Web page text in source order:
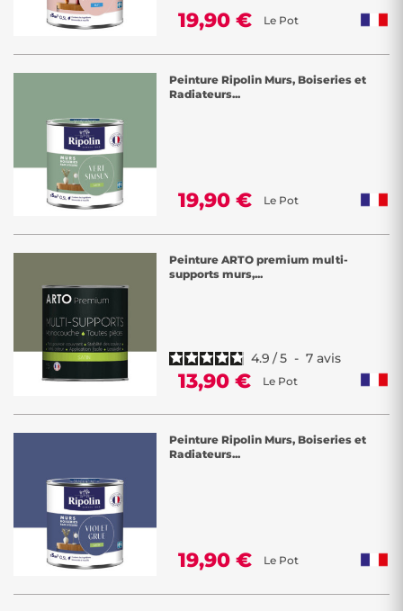
19,90 € Le Pot
Peinture Ripolin Murs, Boiseries et
Radiateurs...
19,90 € Le Pot
Peinture ARTO premium multi-
supports murs,...
4.9 /5 - 7 avis
13,90 € Le Pot
Peinture Ripolin Murs, Boiseries et
Radiateurs...
19,90 € Le Pot